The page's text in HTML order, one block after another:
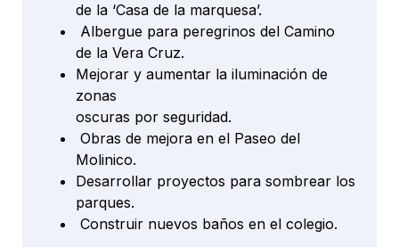
de la ‘Casa de la marquesa’.
Albergue para peregrinos del Camino
de la Vera Cruz.
Mejorar y aumentar la iluminación de
zonas
oscuras por seguridad.
Obras de mejora en el Paseo del
Molinico.
Desarrollar proyectos para sombrear los
parques.
Construir nuevos baños en el colegio.